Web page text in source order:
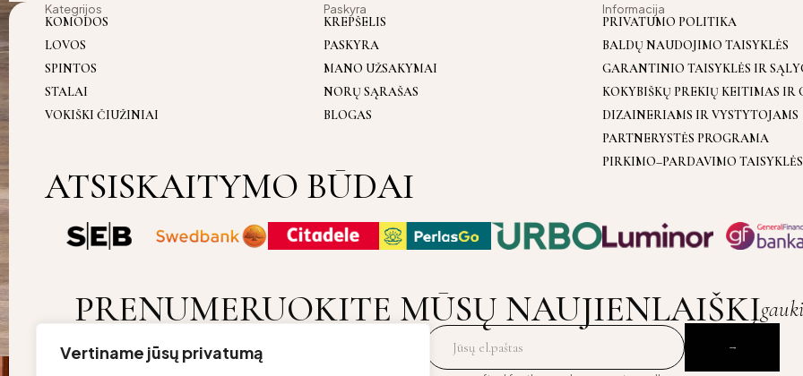
Vertiname jūsų privatumą
Kategrijos
KOMODOS
LOVOS
SPINTOS
STALAI
VOKIŠKI ČIUŽINIAI
Paskyra
KREPŠELIS
PASKYRA
MANO UŽSAKYMAI
NORŲ SĄRAŠAS
BLOGAS
Informacija
PRIVATUMO POLITIKA
BALDŲ NAUDOJIMO TAISYKLĖS
GARANTINIO TAISYKLĖS IR
KOKYBIŠKŲ PREKIŲ KEITIMAS IR
DIZAINERIAMS IR VYSTYTOJAMS
PARTNERYSTĖS PROGRAMA
PIRKIMO–PARDAVIMO TAISYKLĖS
ATSISKAITYMO BŪDAI
PRENUMERUOKITE MŪSŲ NAUJIENLAIŠKĮ